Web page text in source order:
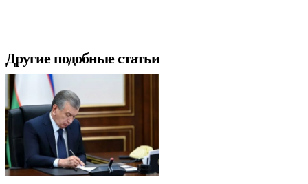
Другие подобные статьи